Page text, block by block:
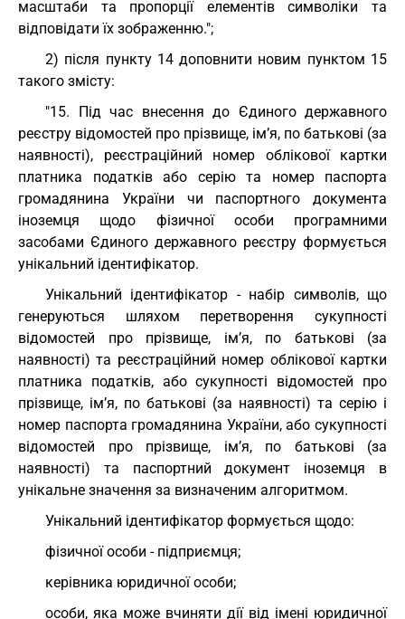
масштаби та пропорції елементів символіки та
відповідати їх зображенню.";
2) після пункту 14 доповнити новим пунктом 15
такого змісту:
"15. Під час внесення до Єдиного державного
реєстру відомостей про прізвище, ім’я, по батькові (за
наявності), реєстраційний номер облікової картки
платника податків або серію та номер паспорта
громадянина України чи паспортного документа
іноземця щодо фізичної особи програмними
засобами Єдиного державного реєстру формується
унікальний ідентифікатор.
Унікальний ідентифікатор - набір символів, що
генеруються шляхом перетворення сукупності
відомостей про прізвище, ім’я, по батькові (за
наявності) та реєстраційний номер облікової картки
платника податків, або сукупності відомостей про
прізвище, ім’я, по батькові (за наявності) та серію і
номер паспорта громадянина України, або сукупності
відомостей про прізвище, ім’я, по батькові (за
наявності) та паспортний документ іноземця в
унікальне значення за визначеним алгоритмом.
Унікальний ідентифікатор формується щодо:
фізичної особи - підприємця;
керівника юридичної особи;
особи, яка може вчиняти дії від імені юридичної